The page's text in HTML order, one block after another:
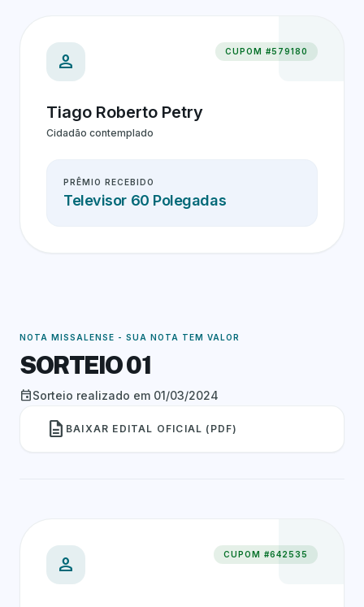
person CUPOM #579180
Tiago Roberto Petry
Cidadão contemplado
PRÊMIO RECEBIDO
Televisor 60 Polegadas
NOTA MISSALENSE - SUA NOTA TEM VALOR
SORTEIO 01
eventSorteio realizado em 01/03/2024
description BAIXAR EDITAL OFICIAL (PDF)
person CUPOM #642535